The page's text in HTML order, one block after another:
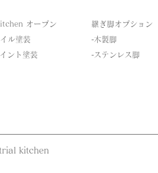
オープン
ル塗装
ント塗装
​継ぎ脚オプション​
​‐木製脚
‐ ステンレス脚
kitchen